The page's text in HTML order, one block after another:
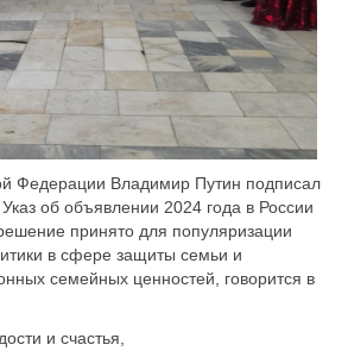
Федерации Владимир Путин подписал
об объявлении 2024 года в России
принято для популяризации
в сфере защиты семьи и
семейных ценностей, говорится в
и счастья,